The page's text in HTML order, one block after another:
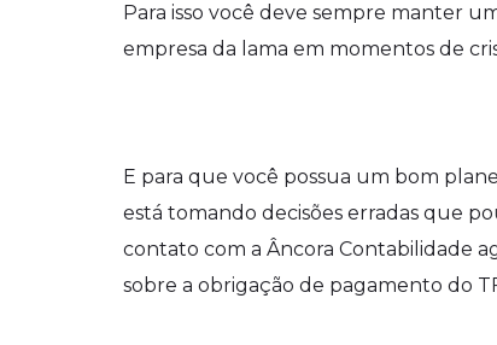
Para isso você deve sempre manter
empresa da lama em momentos de
E para que você possua um bom
está tomando decisões erradas que
contato com a Âncora Contabilidade
sobre a obrigação de pagamento do